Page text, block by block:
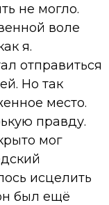
не могло.
воле
я.
отправиться
Но так
место.
правду.
мог
исцелить
был ещё